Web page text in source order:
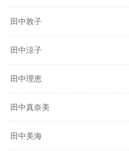
田中敦子
田中涼子
田中理恵
田中真奈美
田中美海